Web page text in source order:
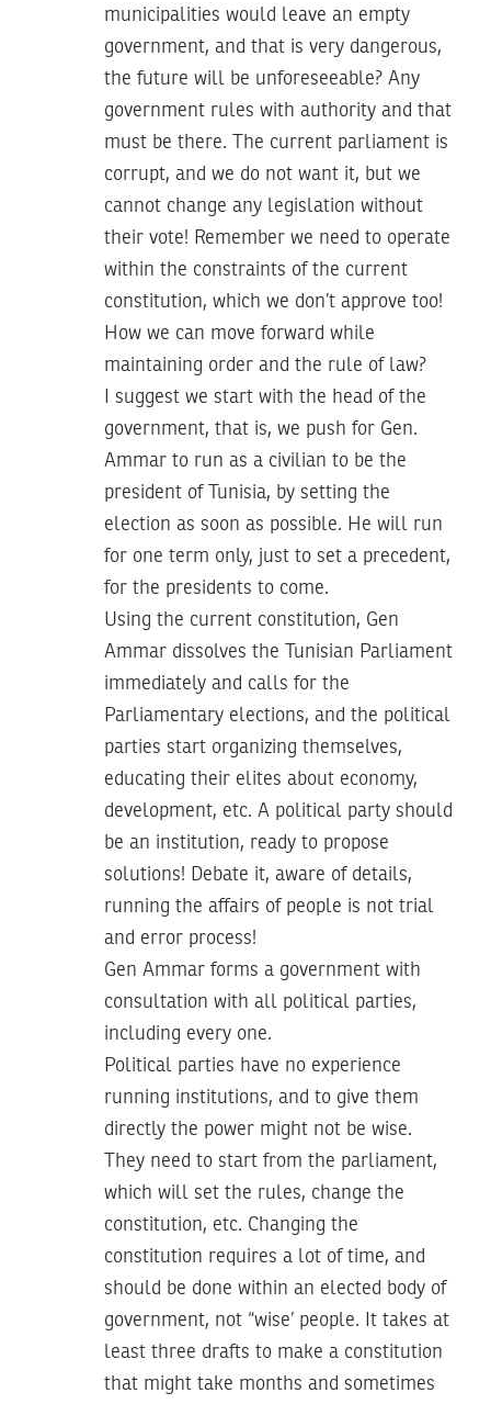
municipalities would leave an empty
government, and that is very dangerous,
the future will be unforeseeable? Any
government rules with authority and that
must be there. The current parliament is
corrupt, and we do not want it, but we
cannot change any legislation without
their vote! Remember we need to operate
within the constraints of the current
constitution, which we don’t approve too!
How we can move forward while
maintaining order and the rule of law?
I suggest we start with the head of the
government, that is, we push for Gen.
Ammar to run as a civilian to be the
president of Tunisia, by setting the
election as soon as possible. He will run
for one term only, just to set a precedent,
for the presidents to come.
Using the current constitution, Gen
Ammar dissolves the Tunisian Parliament
immediately and calls for the
Parliamentary elections, and the political
parties start organizing themselves,
educating their elites about economy,
development, etc. A political party should
be an institution, ready to propose
solutions! Debate it, aware of details,
running the affairs of people is not trial
and error process!
Gen Ammar forms a government with
consultation with all political parties,
including every one.
Political parties have no experience
running institutions, and to give them
directly the power might not be wise.
They need to start from the parliament,
which will set the rules, change the
constitution, etc. Changing the
constitution requires a lot of time, and
should be done within an elected body of
government, not “wise’ people. It takes at
least three drafts to make a constitution
that might take months and sometimes